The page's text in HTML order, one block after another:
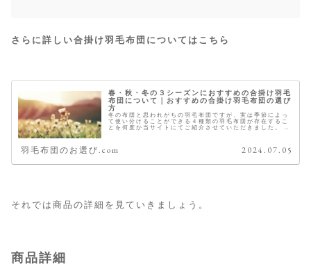
さらに詳しい合掛け羽毛布団についてはこちら
春・秋・冬の３シーズンにおすすめの合掛け羽毛
布団について｜おすすめの合掛け羽毛布団の選び
方
冬の布団と思われがちの羽毛布団ですが、実は季節によっ
て使い分けることができる４種類の羽毛布団が存在するこ
とを何度か当サイトにてご紹介させていただきました。 ４
羽毛布団のお選び.com 2024.07.05
それでは商品の詳細を見ていきましょう。
商品詳細